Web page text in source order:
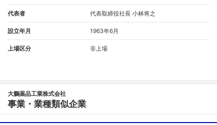
代表者 代表取締役社長 小林将之
設立年月 1963年6月
上場区分 非上場
大鵬薬品工業株式会社
事業・業種類似企業